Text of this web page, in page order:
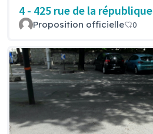
4 - 425 rue de la république
Proposition officielle 0